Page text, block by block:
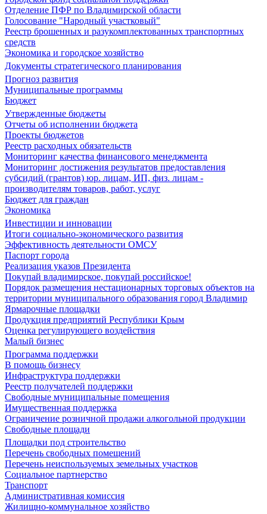
Отделение ПФР по Владимирской области
Голосование "Народный участковый"
Реестр брошенных и разукомплектованных транспортных
средств
Экономика и городское хозяйство
Документы стратегического планирования
Прогноз развития
Муниципальные программы
Бюджет
Утвержденные бюджеты
Отчеты об исполнении бюджета
Проекты бюджетов
Реестр расходных обязательств
Мониторинг качества финансового менеджмента
Мониторинг достижения результатов предоставления
субсидий (грантов) юр. лицам, ИП, физ. лицам -
производителям товаров, работ, услуг
Бюджет для граждан
Экономика
Инвестиции и инновации
Итоги социально-экономического развития
Эффективность деятельности ОМСУ
Паспорт города
Реализация указов Президента
Покупай владимирское, покупай российское!
Порядок размещения нестационарных торговых объектов на
территории муниципального образования город Владимир
Ярмарочные площадки
Продукция предприятий Республики Крым
Оценка регулирующего воздействия
Малый бизнес
Программа поддержки
В помощь бизнесу
Инфраструктура поддержки
Реестр получателей поддержки
Свободные муниципальные помещения
Имущественная поддержка
Ограничение розничной продажи алкогольной продукции
Свободные площади
Площадки под строительство
Перечень свободных помещений
Перечень неиспользуемых земельных участков
Социальное партнерство
Транспорт
Административная комиссия
Жилищно-коммунальное хозяйство